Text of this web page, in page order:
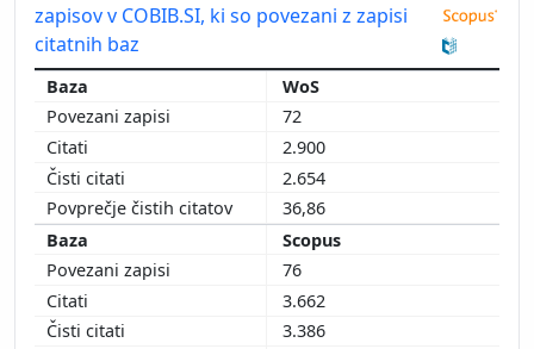
zapisov v COBIB.SI, ki so povezani z zapisi
citatnih baz
WoS
72
2.900
2.654
36,86
Scopus
76
3.662
3.386